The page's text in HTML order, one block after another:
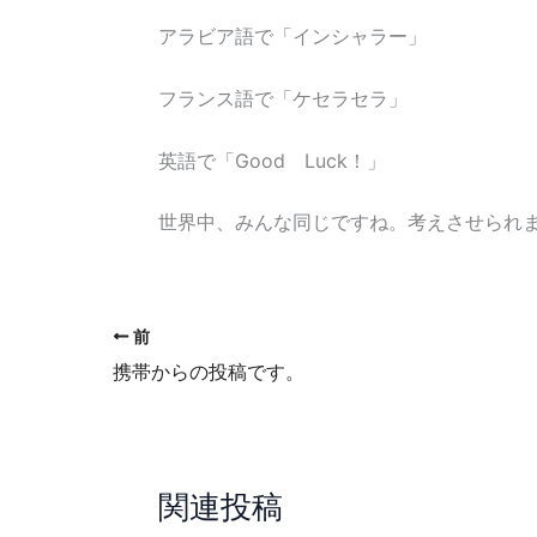
アラビア語で「インシャラー」
フランス語で「ケセラセラ」
英語で「Good Luck！」
世界中、みんな同じですね。考えさせられ
前
携帯からの投稿です。
関連投稿